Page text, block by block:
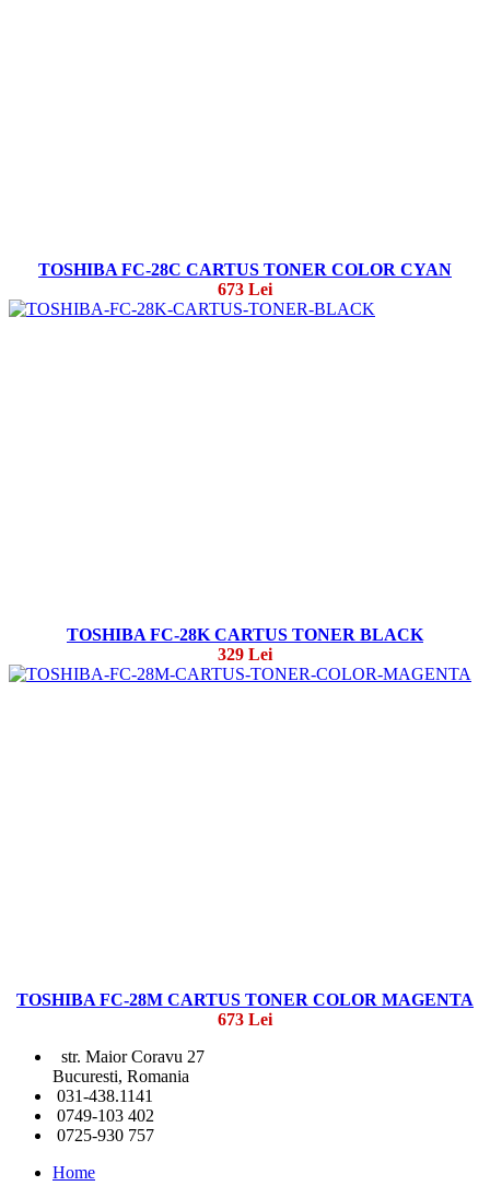
TOSHIBA FC-28C CARTUS TONER COLOR CYAN
673 Lei
TOSHIBA FC-28K CARTUS TONER BLACK
329 Lei
TOSHIBA FC-28M CARTUS TONER COLOR MAGENTA
673 Lei
str. Maior Coravu 27
Bucuresti, Romania
031-438.1141
0749-103 402
0725-930 757
Home